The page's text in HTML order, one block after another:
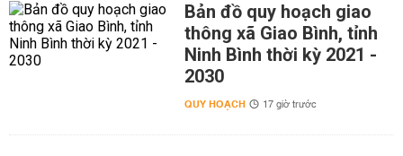
Bản đồ quy hoạch giao
thông xã Giao Bình, tỉnh
Ninh Bình thời kỳ 2021 -
2030
QUY HOẠCH 17 giờ trước